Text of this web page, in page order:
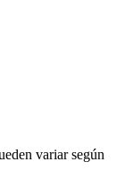
variar según